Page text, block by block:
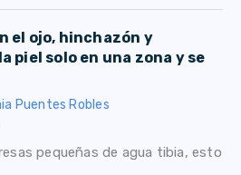
el ojo, hinchazón y
piel solo en una zona y se
Puentes Robles
pequeñas de agua tibia, esto